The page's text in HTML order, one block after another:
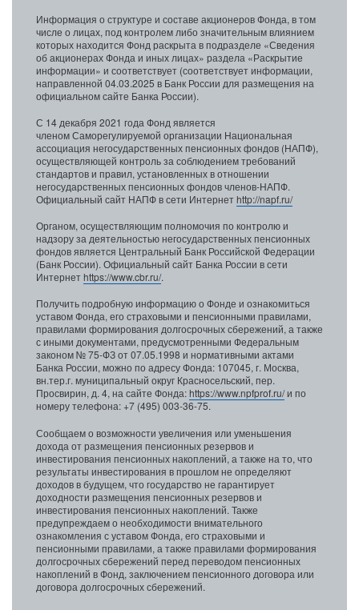
Информация о структуре и составе акционеров Фонда, в том
числе о лицах, под контролем либо значительным влиянием
которых находится Фонд раскрыта в подразделе «Сведения
об акционерах Фонда и иных лицах» раздела «Раскрытие
информации» и соответствует (соответствует информации,
направленной 04.03.2025 в Банк России для размещения на
официальном сайте Банка России).
С 14 декабря 2021 года Фонд является
членом Саморегулируемой организации Национальная
ассоциация негосударственных пенсионных фондов (НАПФ),
осуществляющей контроль за соблюдением требований
стандартов и правил, установленных в отношении
негосударственных пенсионных фондов членов-НАПФ.
Официальный сайт НАПФ в сети Интернетhttp://napf.ru/
Органом, осуществляющим полномочия по контролю и
надзору за деятельностью негосударственных пенсионных
фондов является Центральный Банк Российской Федерации
(Банк России). Официальный сайт Банка России в сети
Интернетhttps://www.cbr.ru/.
Получить подробную информацию о Фонде и ознакомиться
уставом Фонда, его страховыми и пенсионными правилами,
правилами формирования долгосрочных сбережений, а также
с иными документами, предусмотренными Федеральным
законом № 75-ФЗ от 07.05.1998 и нормативными актами
Банка России, можно по адресу Фонда: 107045, г. Москва,
вн.тер.г. муниципальный округ Красносельский, пер.
Просвирин, д. 4, на сайте Фонда:https://www.npfprof.ru/и по
номеру телефона: +7 (495) 003-36-75.
Сообщаем о возможности увеличения или уменьшения
дохода от размещения пенсионных резервов и
инвестирования пенсионных накоплений, а также на то, что
результаты инвестирования в прошлом не определяют
доходов в будущем, что государство не гарантирует
доходности размещения пенсионных резервов и
инвестирования пенсионных накоплений. Также
предупреждаем о необходимости внимательного
ознакомления с уставом Фонда, его страховыми и
пенсионными правилами, а также правилами формирования
долгосрочных сбережений перед переводом пенсионных
накоплений в Фонд, заключением пенсионного договора или
договора долгосрочных сбережений.